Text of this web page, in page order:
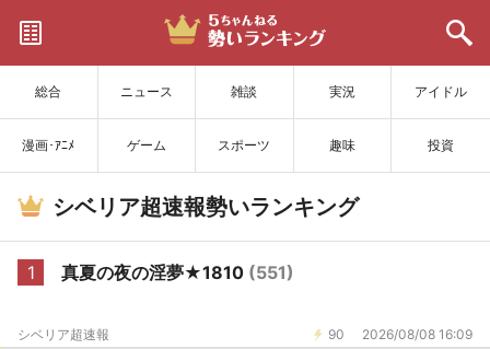
総合 ニュース 雑談 実況 アイドル
漫画･ｱﾆﾒ ゲーム スポーツ 趣味 投資
サイトを更新
シベリア超速報勢いランキング
1 真夏の夜の淫夢★1810 (551)
90 2026/08/08 16:09
シベリア超速報